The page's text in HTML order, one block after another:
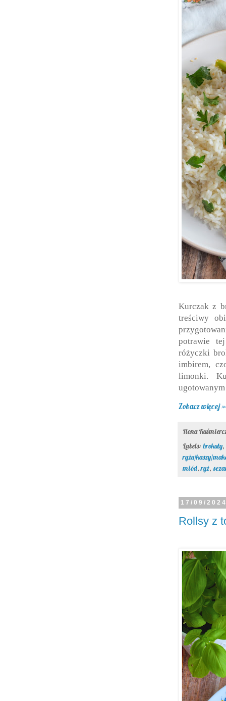
Kurczak z
treściwy
potrawie
różyczki
imbirem,
limonki.
Zobacz więcej »
Ilona
Labels: brokuły,
ryżu/kaszy/
miód,ryż,
17/09/
Rollsy z